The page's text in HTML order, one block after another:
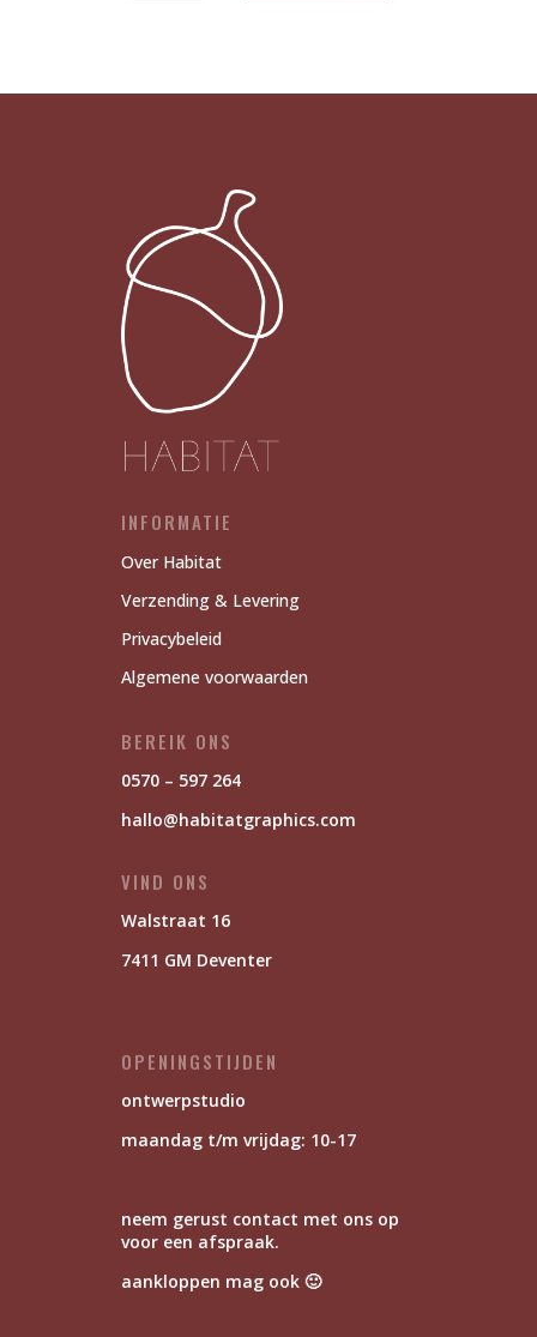
INFORMATIE
Over Habitat
Verzending & Levering
Privacybeleid
Algemene voorwaarden
BEREIK ONS
0570 – 597 264
hallo@habitatgraphics.com
VIND ONS
Walstraat 16
7411 GM Deventer
OPENINGSTIJDEN
ontwerpstudio
maandag t/m vrijdag: 10-17
neem gerust contact met ons op
voor een afspraak.
aankloppen mag ook 🙂